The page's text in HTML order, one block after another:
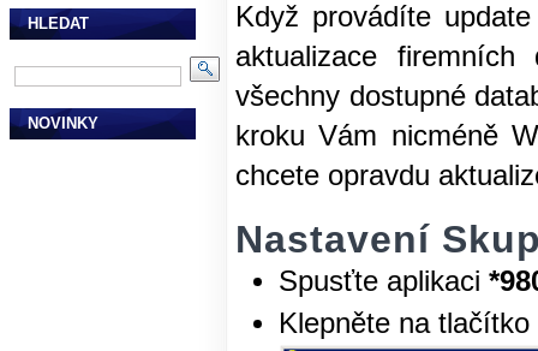
HLEDAT
NOVINKY
Když provádíte
aktualizace
všechny dostupné
kroku Vám nicméně
chcete opravdu
Nastavení
Spusťte aplikaci
Klepněte na tlačítko